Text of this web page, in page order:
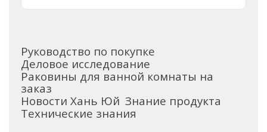
Руководство по покупке
Деловое исследование
Раковины для ванной комнаты на
заказ
Новости Хань Юй Знание продукта
Технические знания